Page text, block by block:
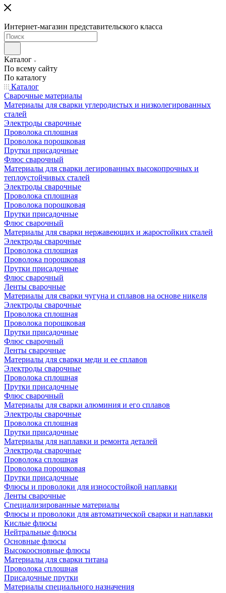
Интернет-магазин представительского класса
Каталог
По всему сайту
По каталогу
Каталог
Сварочные материалы
Материалы для сварки углеродистых и низколегированных
сталей
Электроды сварочные
Проволока сплошная
Проволока порошковая
Прутки присадочные
Флюс сварочный
Материалы для сварки легированных высокопрочных и
теплоустойчивых сталей
Электроды сварочные
Проволока сплошная
Проволока порошковая
Прутки присадочные
Флюс сварочный
Материалы для сварки нержавеющих и жаростойких сталей
Электроды сварочные
Проволока сплошная
Проволока порошковая
Прутки присадочные
Флюс сварочный
Ленты сварочные
Материалы для сварки чугуна и сплавов на основе никеля
Электроды сварочные
Проволока сплошная
Проволока порошковая
Прутки присадочные
Флюс сварочный
Ленты сварочные
Материалы для сварки меди и ее сплавов
Электроды сварочные
Проволока сплошная
Прутки присадочные
Флюс сварочный
Материалы для сварки алюминия и его сплавов
Электроды сварочные
Проволока сплошная
Прутки присадочные
Материалы для наплавки и ремонта деталей
Электроды сварочные
Проволока сплошная
Проволока порошковая
Прутки присадочные
Флюсы и проволоки для износостойкой наплавки
Ленты сварочные
Специализированные материалы
Флюсы и проволоки для автоматической сварки и наплавки
Кислые флюсы
Нейтральные флюсы
Основные флюсы
Высокоосновные флюсы
Материалы для сварки титана
Проволока сплошная
Присадочные прутки
Материалы специального назначения